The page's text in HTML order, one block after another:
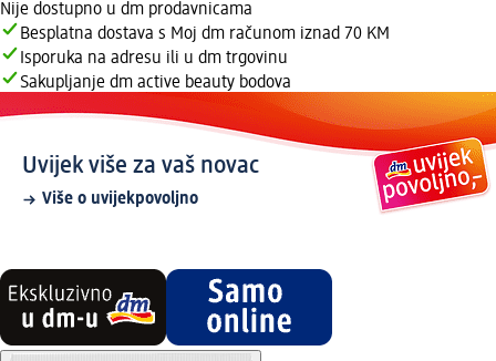
Nije dostupno u dm prodavnicama
Besplatna dostava s Moj dm računom iznad 70 KM
Isporuka na adresu ili u dm trgovinu
Sakupljanje dm active beauty bodova
Uvijek više za vaš novac
Više o uvijekpovoljno